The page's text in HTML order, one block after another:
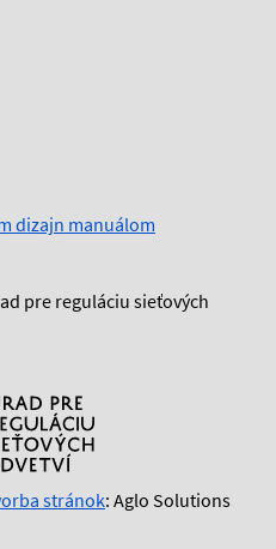
dizajn manuálom
pre reguláciu sieťových
stránok: Aglo Solutions